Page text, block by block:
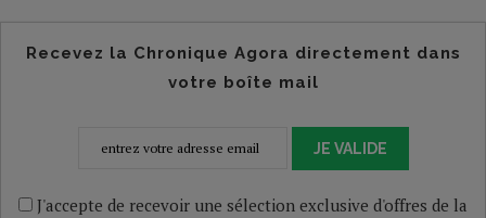
Recevez la Chronique Agora directement dans
votre boîte mail
JE VALIDE
J'accepte de recevoir une sélection exclusive d'offres de la